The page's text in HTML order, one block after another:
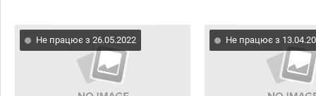
Не працює з 26.05.2022 Не працює з